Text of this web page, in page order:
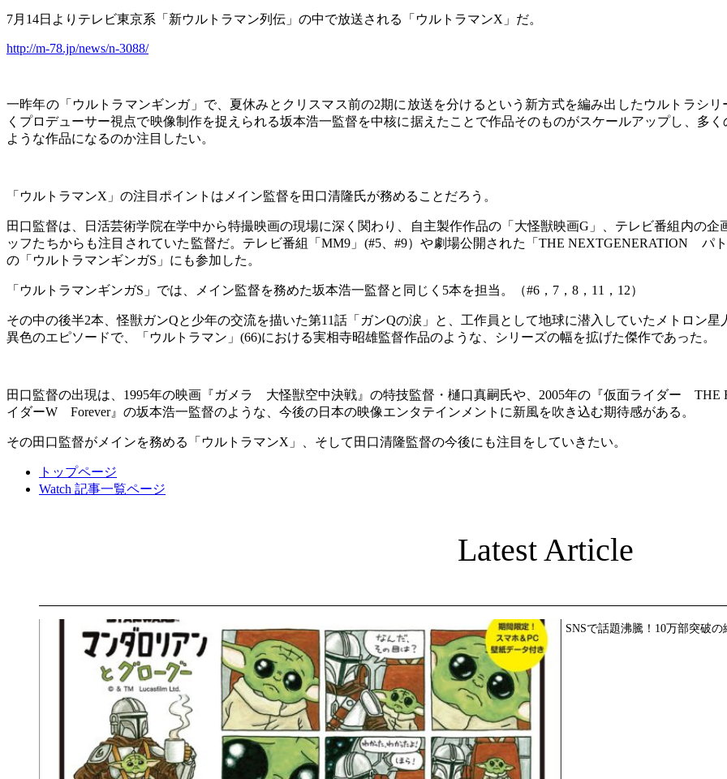
7月14日よりテレビ東京系「新ウルトラマン列伝」の中で放送される「ウルトラマンX」だ。
http://m-78.jp/news/n-3088/
一昨年の「ウルトラマンギンガ」で、夏休みとクリスマス前の2期に放送を分けるという新方式を編み出したウルトラシ
くプロデューサー視点で映像制作を捉えられる坂本浩一監督を中核に据えたことで作品そのものがスケールアップし、多
ような作品になるのか注目したい。
「ウルトラマンX」の注目ポイントはメイン監督を田口清隆氏が務めることだろう。
田口監督は、日活芸術学院在学中から特撮映画の現場に深く関わり、自主製作作品の「大怪獣映画G」、テレビ番組内の
ッフたちからも注目されていた監督だ。テレビ番組「MM9」(#5、#9）や劇場公開された「THE NEXTGENERATION パ
の「ウルトラマンギンガS」にも参加した。
「ウルトラマンギンガS」では、メイン監督を務めた坂本浩一監督と同じく5本を担当。（#6，7，8，11，12）
その中の後半2本、怪獣ガンQと少年の交流を描いた第11話「ガンQの涙」と、工作員として地球に潜入していたメトロン
異色のエピソードで、「ウルトラマン」(66)における実相寺昭雄監督作品のような、シリーズの幅を拡げた傑作であった。
田口監督の出現は、1995年の映画『ガメラ 大怪獣空中決戦』の特技監督・樋口真嗣氏や、2005年の『仮面ライダー THE
イダーW Forever』の坂本浩一監督のような、今後の日本の映像エンタテインメントに新風を吹き込む期待感がある。
その田口監督がメインを務める「ウルトラマンX」、そして田口清隆監督の今後にも注目をしていきたい。
トップページ
Watch 記事一覧ページ
Latest Article
SNSで話題沸騰！10万部突破